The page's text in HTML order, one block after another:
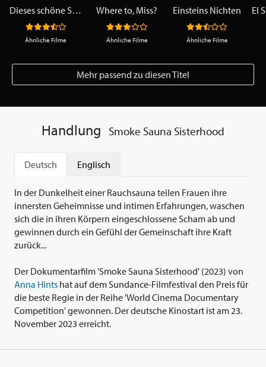
Dieses schöne Scheißleben
Ähnliche Filme
Where to, Miss?
Ähnliche Filme
Einsteins Nichten
Ähnliche Filme
Mehr passend zu diesen Titel
Handlung Smoke Sauna Sisterhood
Deutsch Englisch
In der Dunkelheit einer Rauchsauna teilen Frauen ihre
innersten Geheimnisse und intimen Erfahrungen, waschen
sich die in ihren Körpern eingeschlossene Scham ab und
gewinnen durch ein Gefühl der Gemeinschaft ihre Kraft
zurück...
Der Dokumentarfilm 'Smoke Sauna Sisterhood' (2023) von
Anna Hints hat auf dem Sundance-Filmfestival den Preis für
die beste Regie in der Reihe 'World Cinema Documentary
Competition' gewonnen. Der deutsche Kinostart ist am 23.
November 2023 erreicht.